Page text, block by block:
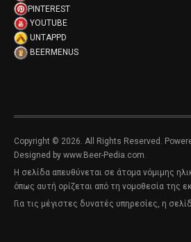
PINTEREST
YOUTUBE
UNTAPPD
BEERMENUS
Copyright © 2026. All Rights Reserved.
Designed by www.Beer-Pedia.com.
Η σελίδα απευθύνεται σε άτομα νόμιμης
όπως αυτή ορίζεται από τη νομοθεσία της
Για τις μέγιστες δυνατές υπηρεσίες, η